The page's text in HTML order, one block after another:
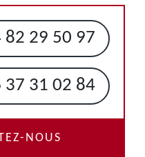
82 29 50 97
37 31 02 84
NOUS